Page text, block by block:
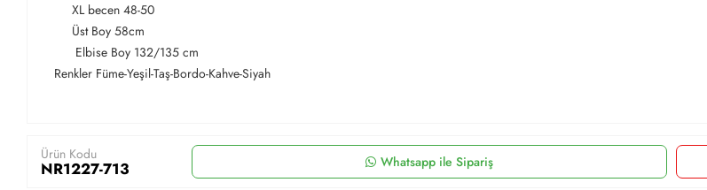
XL becen 48-50
Üst Boy 58cm
Elbise Boy 132/135 cm
Renkler Füme-Yeşil-Taş-Bordo-Kahve-Siyah
Ürün Kodu
NR1227-713 Whatsapp ile Sipariş